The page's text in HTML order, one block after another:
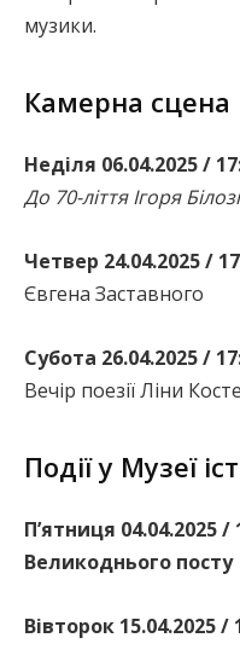
музики.
Камерна сцена
Неділя 06.04.2025 /
До 70-ліття Ігоря
Четвер 24.04.2025 /
Євгена Заставного
Субота 26.04.2025 /
Вечір поезії Ліни
Події у Музеї
П’ятниця 04.04.2025
Великоднього посту
Вівторок 15.04.2025